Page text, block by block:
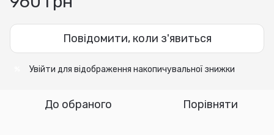
Повідомити, коли з'явиться
Увійти для відображення накопичувальної знижки
До обраного Порівняти